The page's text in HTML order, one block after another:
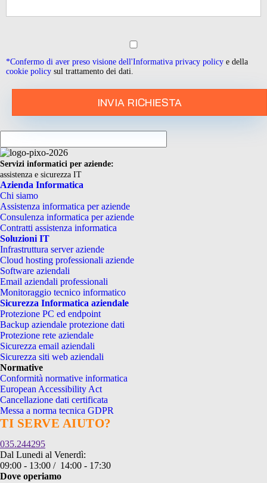
*Confermo di aver preso visione dell'Informativa privacy policy e della
cookie policy sul trattamento dei dati.
Servizi informatici per aziende:
assistenza e sicurezza IT
Azienda Informatica
Chi siamo
Assistenza informatica per aziende
Consulenza informatica per aziende
Contratti assistenza informatica
Soluzioni IT
Infrastruttura server aziende
Cloud hosting professionali aziende
Software aziendali
Email aziendali professionali
Monitoraggio tecnico informatico
Sicurezza Informatica aziendale
Protezione PC ed endpoint
Backup aziendale protezione dati
Protezione rete aziendale
Sicurezza email aziendali
Sicurezza siti web aziendali
Normative
Conformità normative informatica
European Accessibility Act
Cancellazione dati certificata
Messa a norma tecnica GDPR
TI SERVE AIUTO?
035.244295
Dal Lunedi al Venerdì:
09:00 - 13:00 / 14:00 - 17:30
Dove operiamo